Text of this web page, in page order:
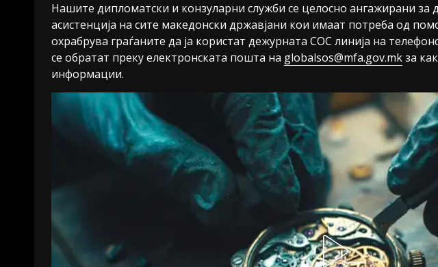
Нашите дипломатски и конзуларни служби се целосно ангажирани
асистенција на сите македонски државјани кои имаат потреба од
охрабрува граѓаните да ја користат дежурната СОС линија на
се обратат преку електронската пошта на globalsos@mfa.gov.mkза
информации.